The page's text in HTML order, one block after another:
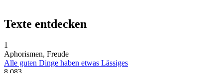
Texte entdecken
1
Aphorismen, Freude
Alle guten Dinge haben etwas Lässiges